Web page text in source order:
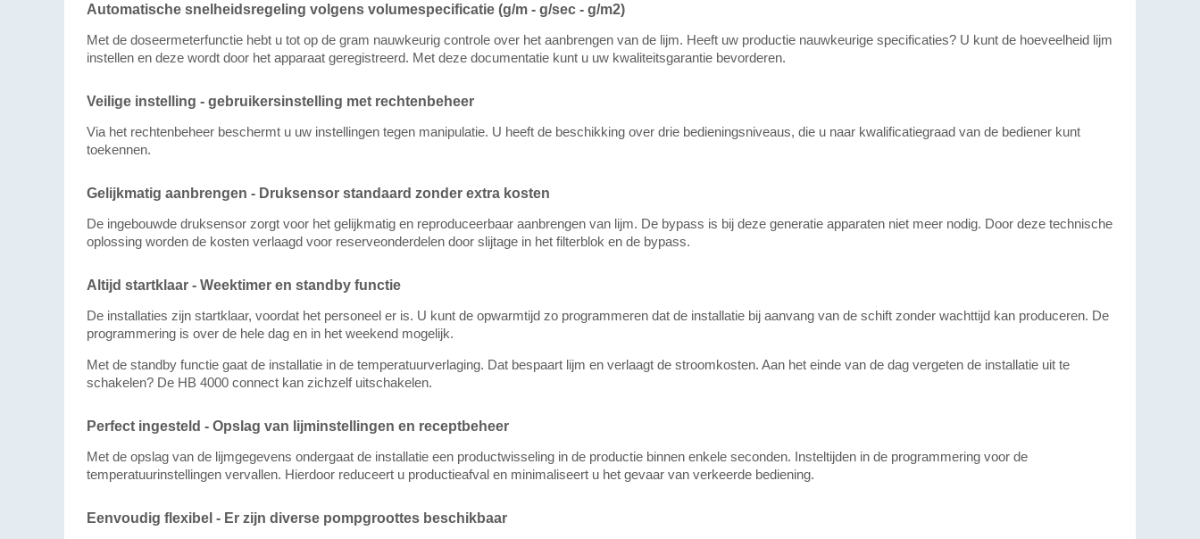
Automatische snelheidsregeling volgens volumespecificatie (g/m - g/sec - g/m2)
Met de doseermeterfunctie hebt u tot op de gram nauwkeurig controle over het aanbrengen van de lijm. Heeft uw productie nauwkeurige specificaties? U kunt de hoeveelheid lijm
instellen en deze wordt door het apparaat geregistreerd. Met deze documentatie kunt u uw kwaliteitsgarantie bevorderen.
Veilige instelling - gebruikersinstelling met rechtenbeheer
Via het rechtenbeheer beschermt u uw instellingen tegen manipulatie. U heeft de beschikking over drie bedieningsniveaus, die u naar kwalificatiegraad van de bediener kunt
toekennen.
Gelijkmatig aanbrengen - Druksensor standaard zonder extra kosten
De ingebouwde druksensor zorgt voor het gelijkmatig en reproduceerbaar aanbrengen van lijm. De bypass is bij deze generatie apparaten niet meer nodig. Door deze technische
oplossing worden de kosten verlaagd voor reserveonderdelen door slijtage in het filterblok en de bypass.
Altijd startklaar - Weektimer en standby functie
De installaties zijn startklaar, voordat het personeel er is. U kunt de opwarmtijd zo programmeren dat de installatie bij aanvang van de schift zonder wachttijd kan produceren. De
programmering is over de hele dag en in het weekend mogelijk.
Met de standby functie gaat de installatie in de temperatuurverlaging. Dat bespaart lijm en verlaagt de stroomkosten. Aan het einde van de dag vergeten de installatie uit te
schakelen? De HB 4000 connect kan zichzelf uitschakelen.
Perfect ingesteld - Opslag van lijminstellingen en receptbeheer
Met de opslag van de lijmgegevens ondergaat de installatie een productwisseling in de productie binnen enkele seconden. Insteltijden in de programmering voor de
temperatuurinstellingen vervallen. Hierdoor reduceert u productieafval en minimaliseert u het gevaar van verkeerde bediening.
Eenvoudig flexibel - Er zijn diverse pompgroottes beschikbaar